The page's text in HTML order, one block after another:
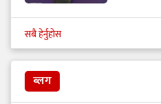
सबै हेर्नुहोस
ब्लग